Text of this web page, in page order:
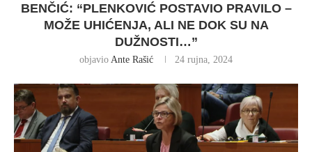
BENČIĆ: “PLENKOVIĆ POSTAVIO PRAVILO –
MOŽE UHIĆENJA, ALI NE DOK SU NA
DUŽNOSTI…”
objavio Ante Rašić 24 rujna, 2024